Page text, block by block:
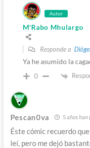
Autor
M'Rabo Mhulargo
Responde a
Ya he asumido la
0
Pescan0va 5 años
Éste cómic recuerdo
leí, pero me dejó